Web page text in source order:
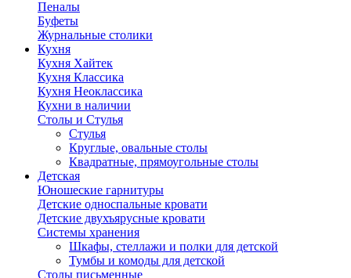
Пеналы
Буфеты
Журнальные столики
Кухня
Кухня Хайтек
Кухня Классика
Кухня Неоклассика
Кухни в наличии
Столы и Стулья
Стулья
Круглые, овальные столы
Квадратные, прямоугольные столы
Детская
Юношеские гарнитуры
Детские односпальные кровати
Детские двухъярусные кровати
Системы хранения
Шкафы, стеллажи и полки для детской
Тумбы и комоды для детской
Столы письменные